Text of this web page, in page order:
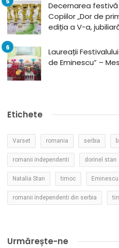
Decernarea
Copiilor „Dor de
ediția a V-a,
Laureații
de Eminescu” –
Etichete
Varset romania serbia
romanii independenti dorinel stan
Natalia Stan timoc Eminescu
romanii independenti din serbia
Urmărește-ne